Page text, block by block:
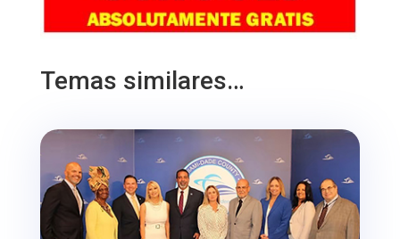
Temas similares…